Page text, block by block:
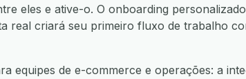
eles e ative-o. O onboarding
real criará seu primeiro fluxo de trabalho
equipes de e-commerce e operações: a